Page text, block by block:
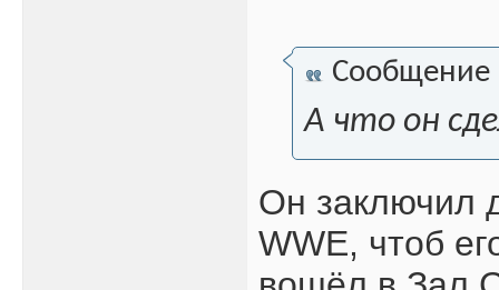
Сообщение
А что он
Он заключил
WWE, чтоб